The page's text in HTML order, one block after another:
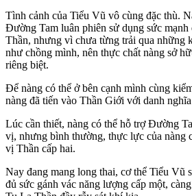
Tình cảnh của Tiểu Vũ vô cùng đặc thù.
Đường Tam luân phiên sử dụng sức
Thần, nhưng vì chưa từng trải qua những
như chồng mình, nên thực chất nàng sở
riêng biệt.
Để nàng có thể ở bên cạnh mình cùng
nàng đã tiến vào Thần Giới với danh
Lúc cần thiết, nàng có thể hỗ trợ Đường
vị, nhưng bình thường, thực lực của nàng
vị Thần cấp hai.
Nay đang mang long thai, cơ thể Tiểu Vũ
đủ sức gánh vác năng lượng cấp một,